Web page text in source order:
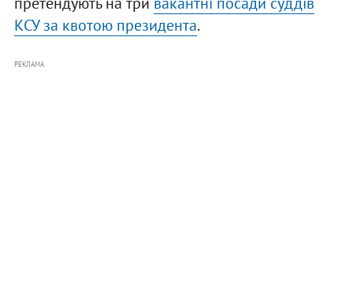
КСУ за квотою президента.
РЕКЛАМА